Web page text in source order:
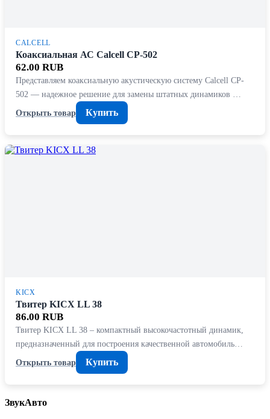
CALCELL
Коаксиальная АС Calcell CP-502
62.00 RUB
Представляем коаксиальную акустическую систему Calcell CP-
502 — надежное решение для замены штатных динамиков …
Открыть товар
Купить
KICX
Твитер KICX LL 38
86.00 RUB
Твитер KICX LL 38 – компактный высокочастотный динамик,
предназначенный для построения качественной автомобиль…
Открыть товар
Купить
ЗвукАвто